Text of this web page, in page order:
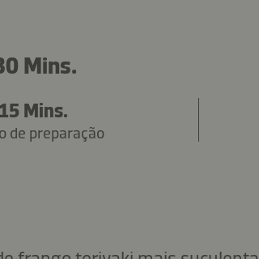
Mins.
15 Mins.
de preparação